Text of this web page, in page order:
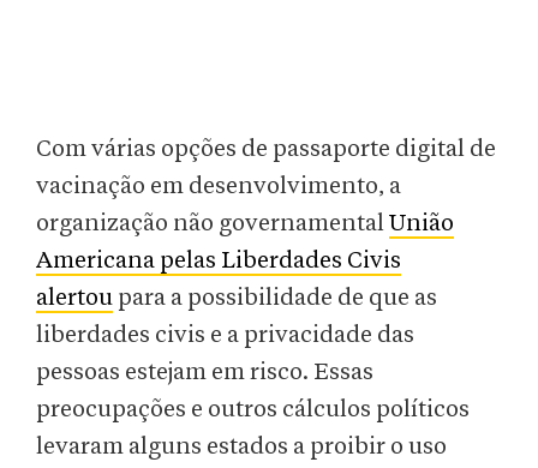
Com várias opções de passaporte digital de
vacinação em desenvolvimento, a
organização não governamentalUnião
Americana pelas Liberdades Civis
alertou para a possibilidade de que as
liberdades civis e a privacidade das
pessoas estejam em risco. Essas
preocupações e outros cálculos políticos
levaram alguns estados a proibir o uso